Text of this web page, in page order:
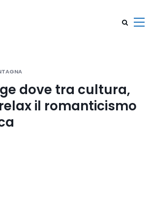
dove tra cultura,
il romanticismo